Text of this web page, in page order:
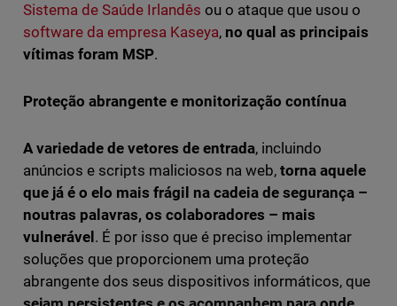
Sistema de Saúde Irlandês ou o ataque que usou o
software da empresa Kaseya, no qual as principais
vítimas foram MSP.
Proteção abrangente e monitorização contínua
A variedade de vetores de entrada, incluindo
anúncios e scripts maliciosos na web,torna aquele
que já é o elo mais frágil na cadeia de segurança –
noutras palavras, os colaboradores – mais
vulnerável . É por isso que é preciso implementar
soluções que proporcionem uma proteção
abrangente dos seus dispositivos informáticos, que